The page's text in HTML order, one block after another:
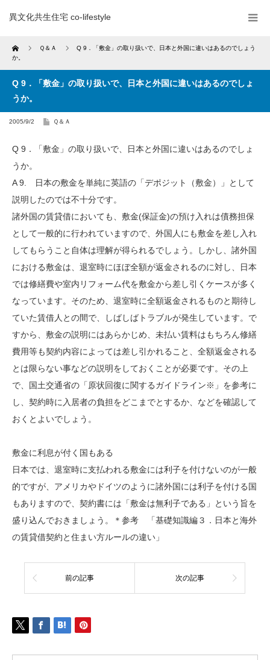
異文化共生住宅 co-lifestyle
Home Ｑ＆Ａ
Q 9．「敷金」の取り扱いで、日本と外国に違いはあるのでしょう
か。
Q 9．「敷金」の取り扱いで、日本と外国に違いはあるのでしょ
うか。
2005/9/2 Ｑ＆Ａ
Q 9．「敷金」の取り扱いで、日本と外国に違いはあるのでしょ
うか。
A 9. 日本の敷金を単純に英語の「デポジット（敷金）」として
説明したのでは不十分です。
諸外国の賃貸借においても、敷金(保証金)の預け入れは債務担保
として一般的に行われていますので、外国人にも敷金を差し入れ
してもらうこと自体は理解が得られるでしょう。しかし、諸外国
における敷金は、退室時にほぼ全額が返金されるのに対し、日本
では修繕費や室内リフォーム代を敷金から差し引くケースが多く
なっています。そのため、退室時に全額返金されるものと期待し
ていた賃借人との間で、しばしばトラブルが発生しています。で
すから、敷金の説明にはあらかじめ、未払い賃料はもちろん修繕
費用等も契約内容によっては差し引かれること、全額返金される
とは限らない事などの説明をしておくことが必要です。その上
で、国土交通省の「原状回復に関するガイドライン※」を参考に
し、契約時に入居者の負担をどこまでとするか、などを確認して
おくとよいでしょう。
敷金に利息が付く国もある
日本では、退室時に支払われる敷金には利子を付けないのが一般
的ですが、アメリカやドイツのように諸外国には利子を付ける国
もありますので、契約書には「敷金は無利子である」という旨を
盛り込んでおきましょう。＊参考 「基礎知識編３．日本と海外
の賃貸借契約と住まい方ルールの違い」
前の記事 次の記事